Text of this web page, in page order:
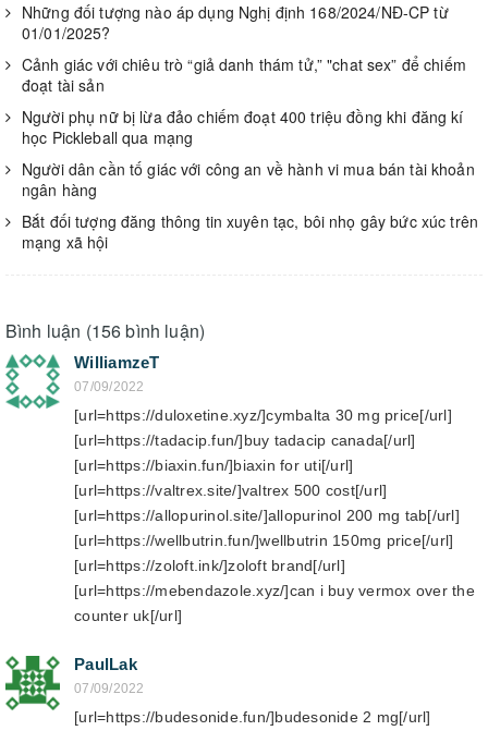
Những đối tượng nào áp dụng Nghị định 168/2024/NĐ-CP từ
01/01/2025?
Cảnh giác với chiêu trò “giả danh thám tử,” "chat sex” để chiếm
đoạt tài sản
Người phụ nữ bị lừa đảo chiếm đoạt 400 triệu đồng khi đăng kí
học Pickleball qua mạng
Người dân cần tố giác với công an về hành vi mua bán tài khoản
ngân hàng
Bắt đối tượng đăng thông tin xuyên tạc, bôi nhọ gây bức xúc trên
mạng xã hội
Bình luận (156 bình luận)
WilliamzeT
07/09/2022
[url=https://duloxetine.xyz/]cymbalta 30 mg price[/url]
[url=https://tadacip.fun/]buy tadacip canada[/url]
[url=https://biaxin.fun/]biaxin for uti[/url]
[url=https://valtrex.site/]valtrex 500 cost[/url]
[url=https://allopurinol.site/]allopurinol 200 mg tab[/url]
[url=https://wellbutrin.fun/]wellbutrin 150mg price[/url]
[url=https://zoloft.ink/]zoloft brand[/url]
[url=https://mebendazole.xyz/]can i buy vermox over the
counter uk[/url]
PaulLak
07/09/2022
[url=https://budesonide.fun/]budesonide 2 mg[/url]